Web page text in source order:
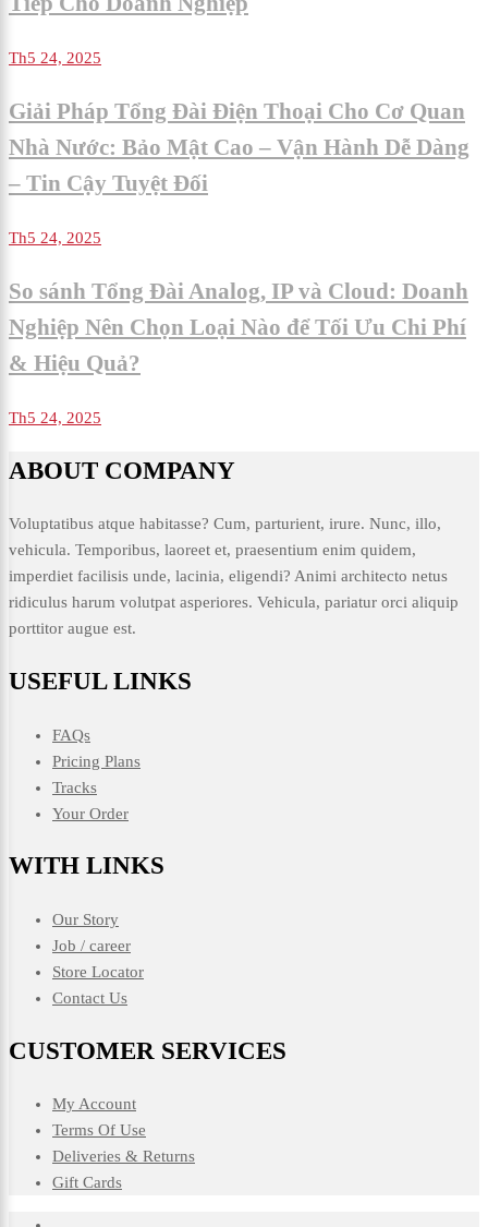
Th5 24, 2025
Giải Pháp Tổng Đài Điện Thoại Cho Cơ Quan
Nhà Nước: Bảo Mật Cao – Vận Hành Dễ Dàng
– Tin Cậy Tuyệt Đối
Th5 24, 2025
So sánh Tổng Đài Analog, IP và Cloud: Doanh
Nghiệp Nên Chọn Loại Nào để Tối Ưu Chi Phí
& Hiệu Quả?
Th5 24, 2025
ABOUT COMPANY
Voluptatibus atque habitasse? Cum, parturient, irure. Nunc, illo,
vehicula. Temporibus, laoreet et, praesentium enim quidem,
imperdiet facilisis unde, lacinia, eligendi? Animi architecto netus
ridiculus harum volutpat asperiores. Vehicula, pariatur orci aliquip
porttitor augue est.
USEFUL LINKS
FAQs
Pricing Plans
Tracks
Your Order
WITH LINKS
Our Story
Job / career
Store Locator
Contact Us
CUSTOMER SERVICES
My Account
Terms Of Use
Deliveries & Returns
Gift Cards